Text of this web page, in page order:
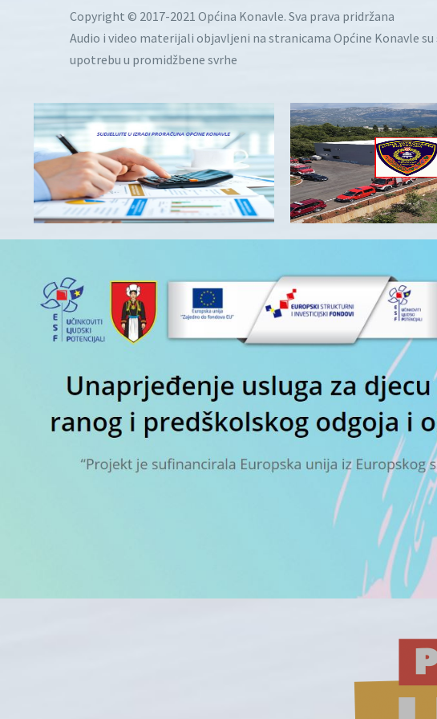
Copyright © 2017-2021 Općina Konavle. Sva prava pridržana
Audio i video materijali objavljeni na stranicama Općine Konavle
upotrebu u promidžbene svrhe